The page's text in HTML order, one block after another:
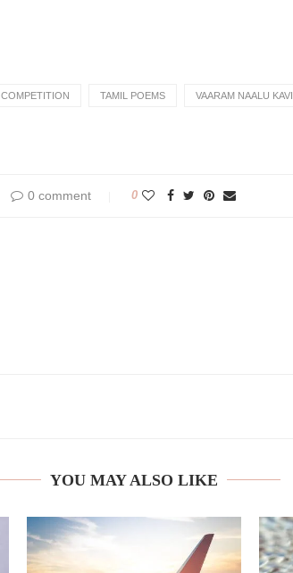
COMPETITION TAMIL POEMS VAARAM NAALU KAVI
0 comment 0
YOU MAY ALSO LIKE